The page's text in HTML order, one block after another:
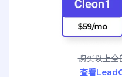
购买以上
查看